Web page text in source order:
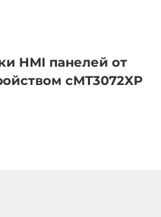
HMI панелей от
cMT3072XP